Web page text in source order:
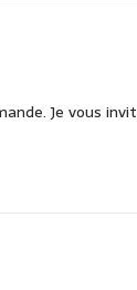
Je vous